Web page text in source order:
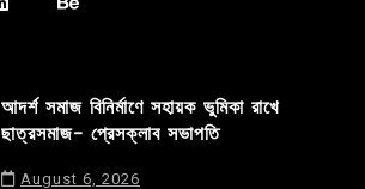
আদর্শ সমাজ বিনির্মাণে সহায়ক ভুমিকা রাখে
ছাত্রসমাজ- প্রেসক্লাব সভাপতি
August 6, 2026